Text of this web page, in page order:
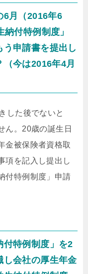
6月（2016年6
付特例制度」
申請書を提出し
今は2016年4月
した後でないと
ん。20歳の誕生日
金被保険者資格取
項を記入し提出し
付特例制度」申請
付特例制度」を2
し会社の厚生年金